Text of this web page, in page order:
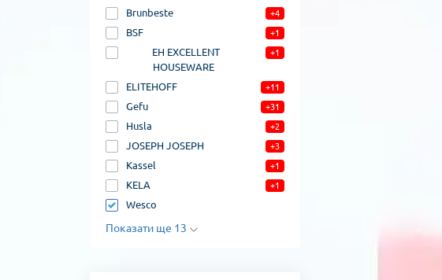
Brunbeste +4
BSF +1
EH EXCELLENT
HOUSEWARE
+1
ELITEHOFF +11
Gefu +31
Husla +2
JOSEPH JOSEPH +3
Kassel +1
KELA +1
Wesco
Показати ще 13